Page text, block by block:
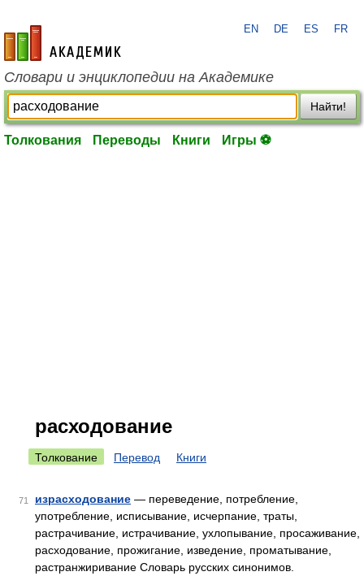
academic.ru
EN DE ES FR
Словари и энциклопедии на Академике
Найти!
Толкования Переводы Книги Игры ⚽
расходование
Толкование Перевод Книги
71 израсходование — переведение, потребление,
употребление, исписывание, исчерпание, траты,
растрачивание, истрачивание, ухлопывание, просаживание,
расходование, прожигание, изведение, проматывание,
растранжиривание Словарь русских синонимов.